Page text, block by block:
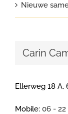
Nieuwe
Carin
Ellerweg 18 A,
Mobile: 06 - 22